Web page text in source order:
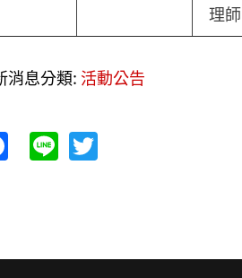
理師
消息分類: 活動公告
Facebook
Line